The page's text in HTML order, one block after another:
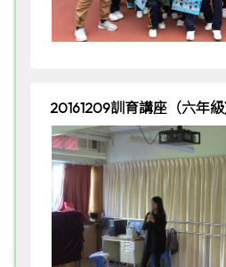
20161209訓育講座（六年
害